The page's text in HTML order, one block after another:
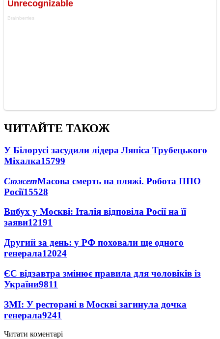
ЧИТАЙТЕ ТАКОЖ
У Білорусі засудили лідера Ляпіса Трубецького
Міхалка15799
СюжетМасова смерть на пляжі. Робота ППО
Росії15528
Вибух у Москві: Італія відповіла Росії на її
заяви12191
Другий за день: у РФ поховали ще одного
генерала12024
ЄС відзавтра змінює правила для чоловіків із
України9811
ЗМІ: У ресторані в Москві загинула дочка
генерала9241
Читати коментарі